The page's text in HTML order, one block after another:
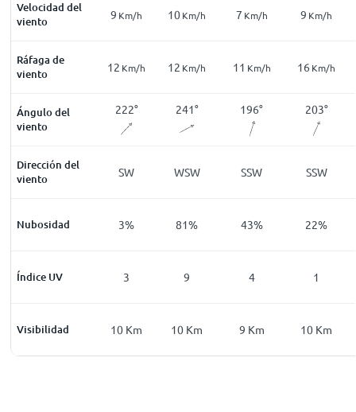
Velocidad del
viento
h 5 Km/h 9 Km/h 10Km/h 7 Km/h 9 Km/h
Ráfaga de
viento
Km/h 11Km/h 12 Km/h 12 Km/h 11 Km/h 16 Km/h
Ángulo del
viento
175 222° 241° 196° 203°
Dirección del
viento
S SW WSW SSW SSW
Nubosidad
3% 3% 81% 43% 22%
Índice UV 3 9 4 1
Visibilidad
Km 9Km 10 Km 10 Km 9 Km 10 Km